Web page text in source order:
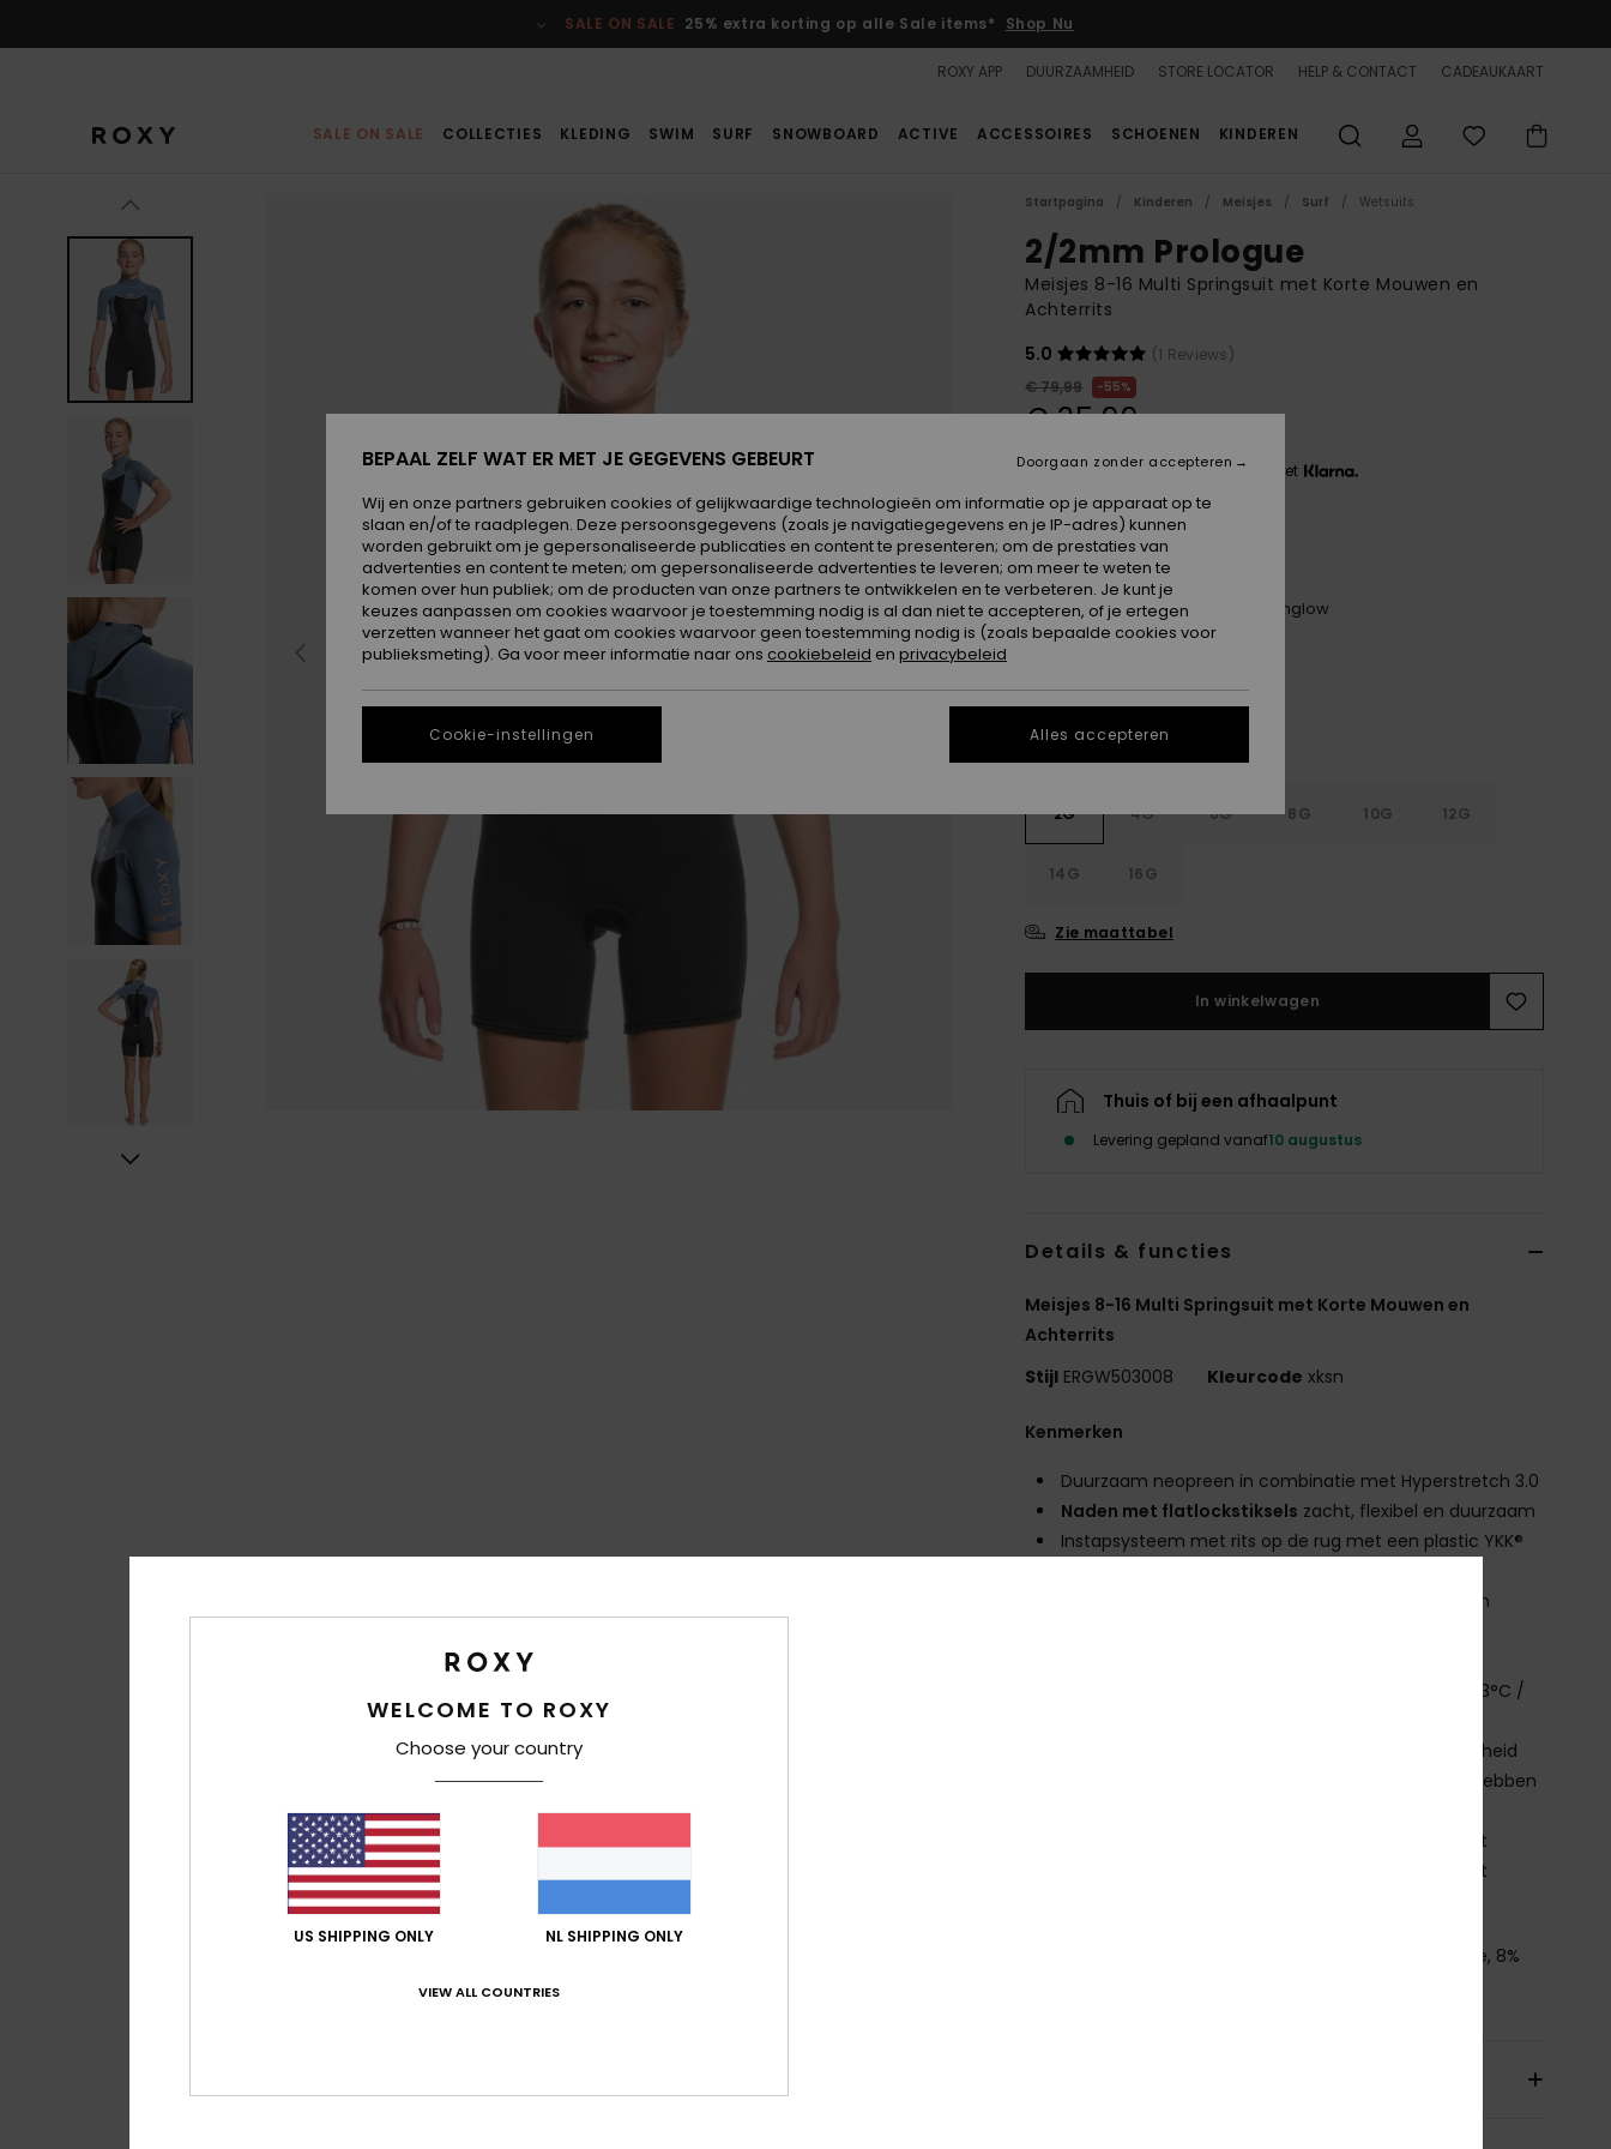
SALE ON SALE 25% extra korting op alle Sale items* Shop Nu
ROXY APP DUURZAAMHEID STORE LOCATOR HELP & CONTACT CADEAUKAART
SALE ON SALE COLLECTIES KLEDING SWIM SURF SNOWBOARD ACTIVE ACCESSOIRES SCHOENEN KINDEREN
Startpagina Kinderen Meisjes Surf Wetsuits
2/2mm Prologue
Meisjes 8-16 Multi Springsuit met Korte Mouwen en
Achterrits
5.0
(1 Reviews)
€ 79,99
55%
€ 35,99
Betaal 3 x € 12,00, zonder rente met
SALE
SALE ON SALE 25% EXTRA
KleurCloud Blk/powderdgrey/sunglow
2G 4G 6G 8G 10G 12G
14G 16G
Zie maattabel
In winkelwagen
Thuis of bij een afhaalpunt
Levering gepland vanaf10 augustus
Details & functies
Meisjes 8-16 Multi Springsuit met Korte Mouwen en
Achterrits
Stijl ERGW503008 Kleurcode xksn
Kenmerken
Duurzaam neopreen in combinatie met Hyperstretch 3.0
Naden met flatlockstiksels zacht, flexibel en duurzaam
Instapsysteem met rits op de rug met een plastic YKK®
Hydrowrap volledig verstelbare neksluiting voor een
Geschikt voor een watertemperatuur van 21°C - 23°C /
het weer, de gevoeligheid
voor de kou en de omstandigheden van je surfspot hebben
Om mij te verzorgen: na elk gebruik afspoelen met
kraanwater, binnenstebuiten en buiten direct zonlicht
[Hoofdmateriaal] 92% nylon/polyamide, 8%
WELCOME TO ROXY
Choose your country
US SHIPPING ONLY NL SHIPPING ONLY
VIEW ALL COUNTRIES
BEPAAL ZELF WAT ER MET JE GEGEVENS GEBEURT
Wij en onze partners gebruiken cookies of gelijkwaardige technologieën om informatie op je apparaat op te
slaan en/of te raadplegen. Deze persoonsgegevens (zoals je navigatiegegevens en je IP-adres) kunnen
worden gebruikt om je gepersonaliseerde publicaties en content te presenteren; om de prestaties van
advertenties en content te meten; om gepersonaliseerde advertenties te leveren; om meer te weten te
komen over hun publiek; om de producten van onze partners te ontwikkelen en te verbeteren. Je kunt je
keuzes aanpassen om cookies waarvoor je toestemming nodig is al dan niet te accepteren, of je ertegen
verzetten wanneer het gaat om cookies waarvoor geen toestemming nodig is (zoals bepaalde cookies voor
publieksmeting). Ga voor meer informatie naar ons cookiebeleid en privacybeleid
Cookie-instellingen
Doorgaan zonder accepteren
Alles accepteren